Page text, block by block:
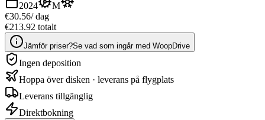
2024
M
€30.56/ dag
€213.92 totalt
Jämför priser?Se vad som ingår med WoopDrive
Ingen deposition
Hoppa över disken · leverans på flygplats
Leverans tillgänglig
Direktbokning